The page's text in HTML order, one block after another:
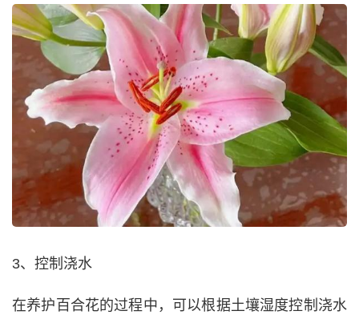
3、控制浇水
在养护百合花的过程中，可以根据土壤湿度控制浇水